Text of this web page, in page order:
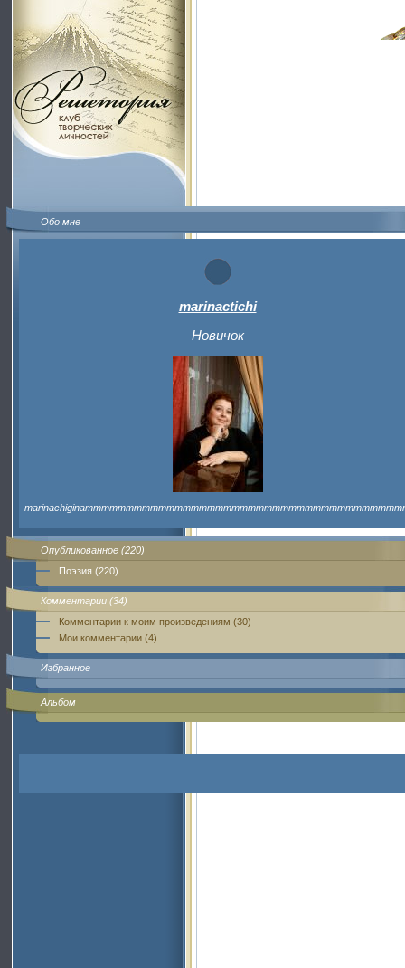
Обо мне
marinactichi
Новичок
Опубликованное (220)
Поэзия (220)
Комментарии (34)
Комментарии к моим произведениям (30)
Мои комментарии (4)
Избранное
Альбом